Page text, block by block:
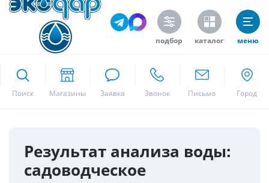
подбор каталог меню
Поиск
Результат анализа воды:
садоводческое